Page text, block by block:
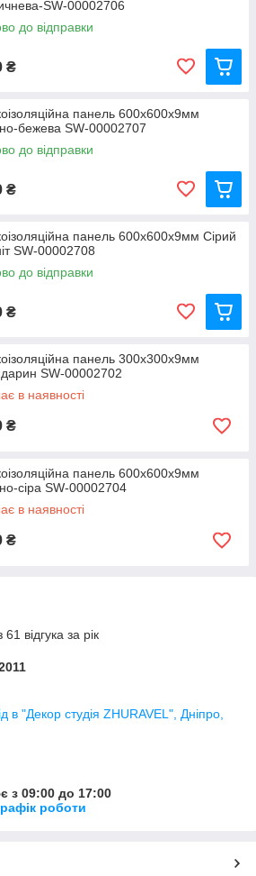
SW-00002706
до відправки
₴
панель 600х600х9мм
бежева SW-00002707
до відправки
₴
панель 600х600х9мм Сірий
SW-00002708
до відправки
₴
панель 300х300х9мм
SW-00002702
в наявності
₴
панель 600х600х9мм
сіра SW-00002704
в наявності
₴
відгука за рік
в "Декор студія ZHURAVEL", Дніпро,
з 09:00 до 17:00
роботи